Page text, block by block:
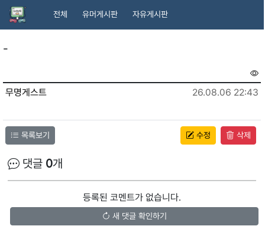
전체 유머게시판 자유게시판
-
무명게스트 26.08.06 22:43
목록보기 수정 삭제
댓글 0개
등록된 코멘트가 없습니다.
새 댓글 확인하기